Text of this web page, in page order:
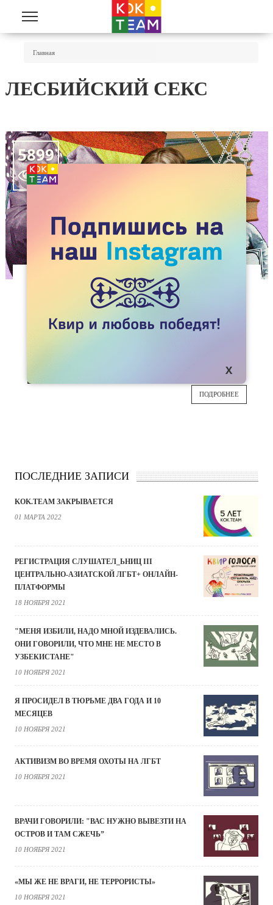
Перейти к основному содержанию
Главная
ЛЕСБИЙСКИЙ СЕКС
5899

В АЛМАТЫ ОБСУДИЛИ БЕЗОПАСНЫЙ
ЛЕСБИЙСКИЙ СЕКС
24
ПОДРОБНЕЕ
ПОСЛЕДНИЕ ЗАПИСИ
KOK.TEAM ЗАКРЫВАЕТСЯ
01 МАРТА 2022
РЕГИСТРАЦИЯ СЛУШАТЕЛ_ЬНИЦ III
ЦЕНТРАЛЬНО-АЗИАТСКОЙ ЛГБТ+ ОНЛАЙН-
ПЛАТФОРМЫ
18 НОЯБРЯ 2021
"МЕНЯ ИЗБИЛИ, НАДО МНОЙ ИЗДЕВАЛИСЬ.
ОНИ ГОВОРИЛИ, ЧТО МНЕ НЕ МЕСТО В
УЗБЕКИСТАНЕ"
10 НОЯБРЯ 2021
Я ПРОСИДЕЛ В ТЮРЬМЕ ДВА ГОДА И 10
МЕСЯЦЕВ
10 НОЯБРЯ 2021
АКТИВИЗМ ВО ВРЕМЯ ОХОТЫ НА ЛГБТ
10 НОЯБРЯ 2021
ВРАЧИ ГОВОРИЛИ: "ВАС НУЖНО ВЫВЕЗТИ НА
ОСТРОВ И ТАМ СЖЕЧЬ”
10 НОЯБРЯ 2021
«МЫ ЖЕ НЕ ВРАГИ, НЕ ТЕРРОРИСТЫ»
10 НОЯБРЯ 2021